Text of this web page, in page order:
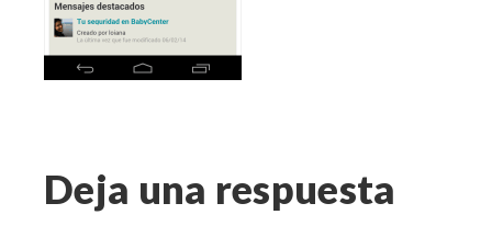
Deja una respuesta